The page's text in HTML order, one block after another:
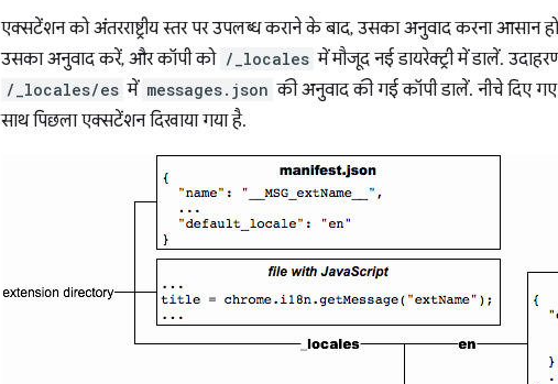
एक्सटेंशन को अंतरराष्ट्रीय स्तर पर उपलब्ध कराने के बाद, उसका अनुवाद करना आसान
उसका अनुवाद करें, और कॉपी को /_locales में मौजूद नई डायरेक्ट्री में डालें.
/_locales/es में messages.json की अनुवाद की गई कॉपी डालें. नीचे दिए
साथ पिछला एक्सटेंशन दिखाया गया है.